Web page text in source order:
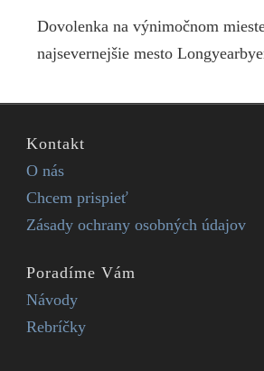
Dovolenka na výnimočnom
najsevernejšie mesto
Kontakt
O nás
Chcem prispieť
Zásady ochrany osobných údajov
Poradíme Vám
Návody
Rebríčky